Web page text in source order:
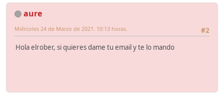
aure
#2
Miércoles 24 de Marzo de 2021. 10:13 horas.
Hola elrober, si quieres dame tu email y te lo mando